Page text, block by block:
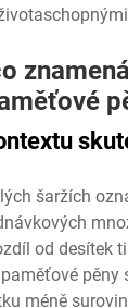
šaržích
od
méně